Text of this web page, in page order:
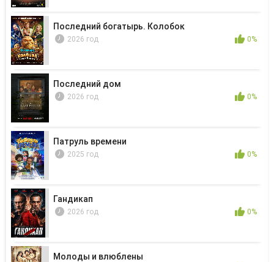
Последний богатырь. Колобок
2026 год 0%
Последний дом
2026 год 0%
Патруль времени
2025 год 0%
Гандикап
2026 год 0%
Молоды и влюблены